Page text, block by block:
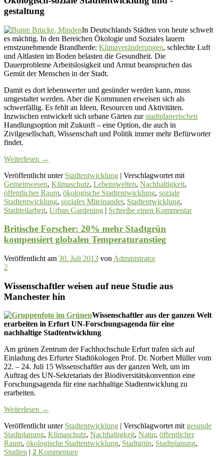
gestaltung
In Deutschlands Städten von heute schwelt
es mächtig. In den Bereichen Ökologie und Soziales lauern
ernstzunehmende Brandherde: Klimaveränderungen, schlechte Luft
und Altlasten im Boden belasten die Gesundheit. Die
Dauerprobleme Arbeitslosigkeit und Armut beanspruchen das
Gemüt der Menschen in der Stadt.
Damit es dort lebenswerter und gesünder werden kann, muss
umgestaltet werden. Aber die Kommunen erweisen sich als
schwerfällig. Es fehlt an Ideen, Resourcen und Aktivitäten.
Inzwischen entwickelt sich urbane Gärten zurstadtplanerischen
Handlungsoption mit Zukunft – eine Option, die auch in
Zivilgesellschaft, Wissenschaft und Politik immer mehr Befürworter
findet.
Weiterlesen →
Veröffentlicht unter Stadtentwicklung | Verschlagwortet mit
Gemeinwesen, Klimaschutz, Lebenswelten, Nachhaltigkeit,
öffentlicher Raum, ökologische Stadtentwicklung, soziale
Stadtentwicklung, soziales Miteinander, Stadtentwicklung,
Stadtteilarbeit, Urban Gardening | Schreibe einen Kommentar
Britische Forscher: 20% mehr Stadtgrün
kompensiert globalen Temperaturanstieg
Veröffentlicht am 30. Juli 2013 von Administrator
2
Wissenschaftler weisen auf neue Studie aus
Manchester hin
Wissenschaftler aus der ganzen Welt
erarbeiten in Erfurt UN-Forschungsagenda für eine
nachhaltige Stadtentwicklung
Am grünen Zentrum der Fachhochschule Erfurt trafen sich auf
Einladung des Erfurter Stadtökologen Prof. Dr. Norbert Müller vom
22. – 24. Juli 15 Wissenschaftler aus der ganzen Welt, um im
Auftrag des UN-Sekretariats der Biodiversitätskonvention eine
Forschungsagenda für eine nachhaltige Stadtentwicklung zu
erarbeiten.
Weiterlesen →
Veröffentlicht unter Stadtentwicklung | Verschlagwortet mit gesunde
Stadtplanung, Klimaschutz, Nachhaltigkeit, Natur, öffentlicher
Raum, ökologische Stadtentwicklung, Stadtgrün, Stadtplanung,
Studien | 2 Kommentare